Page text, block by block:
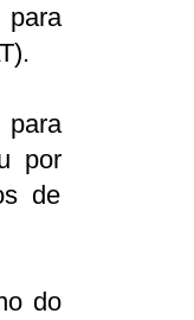
para
por
de
do